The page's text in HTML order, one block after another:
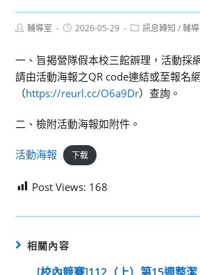
Post輔導室
Post2026-05-29
Post訊息轉知 / 輔
一、旨揭營隊假本校三館辧理，活動採
請由活動海報之QR code連結或至報名
（https://reurl.cc/O6a9Dr）查詢。
二、檢附活動海報如附件。
活動海報 下載
Post Views: 168
相關內容
[校內競賽]112（上）第15週整